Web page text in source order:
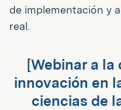
de implementación y
real.
[Webinar a
innovación en
ciencias de